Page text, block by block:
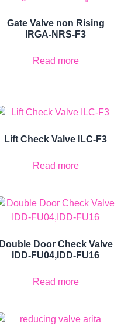
Gate Valve non Rising
IRGA-NRS-F3
Read more
Lift Check Valve ILC-F3
Read more
Double Door Check Valve
IDD-FU04,IDD-FU16
Read more